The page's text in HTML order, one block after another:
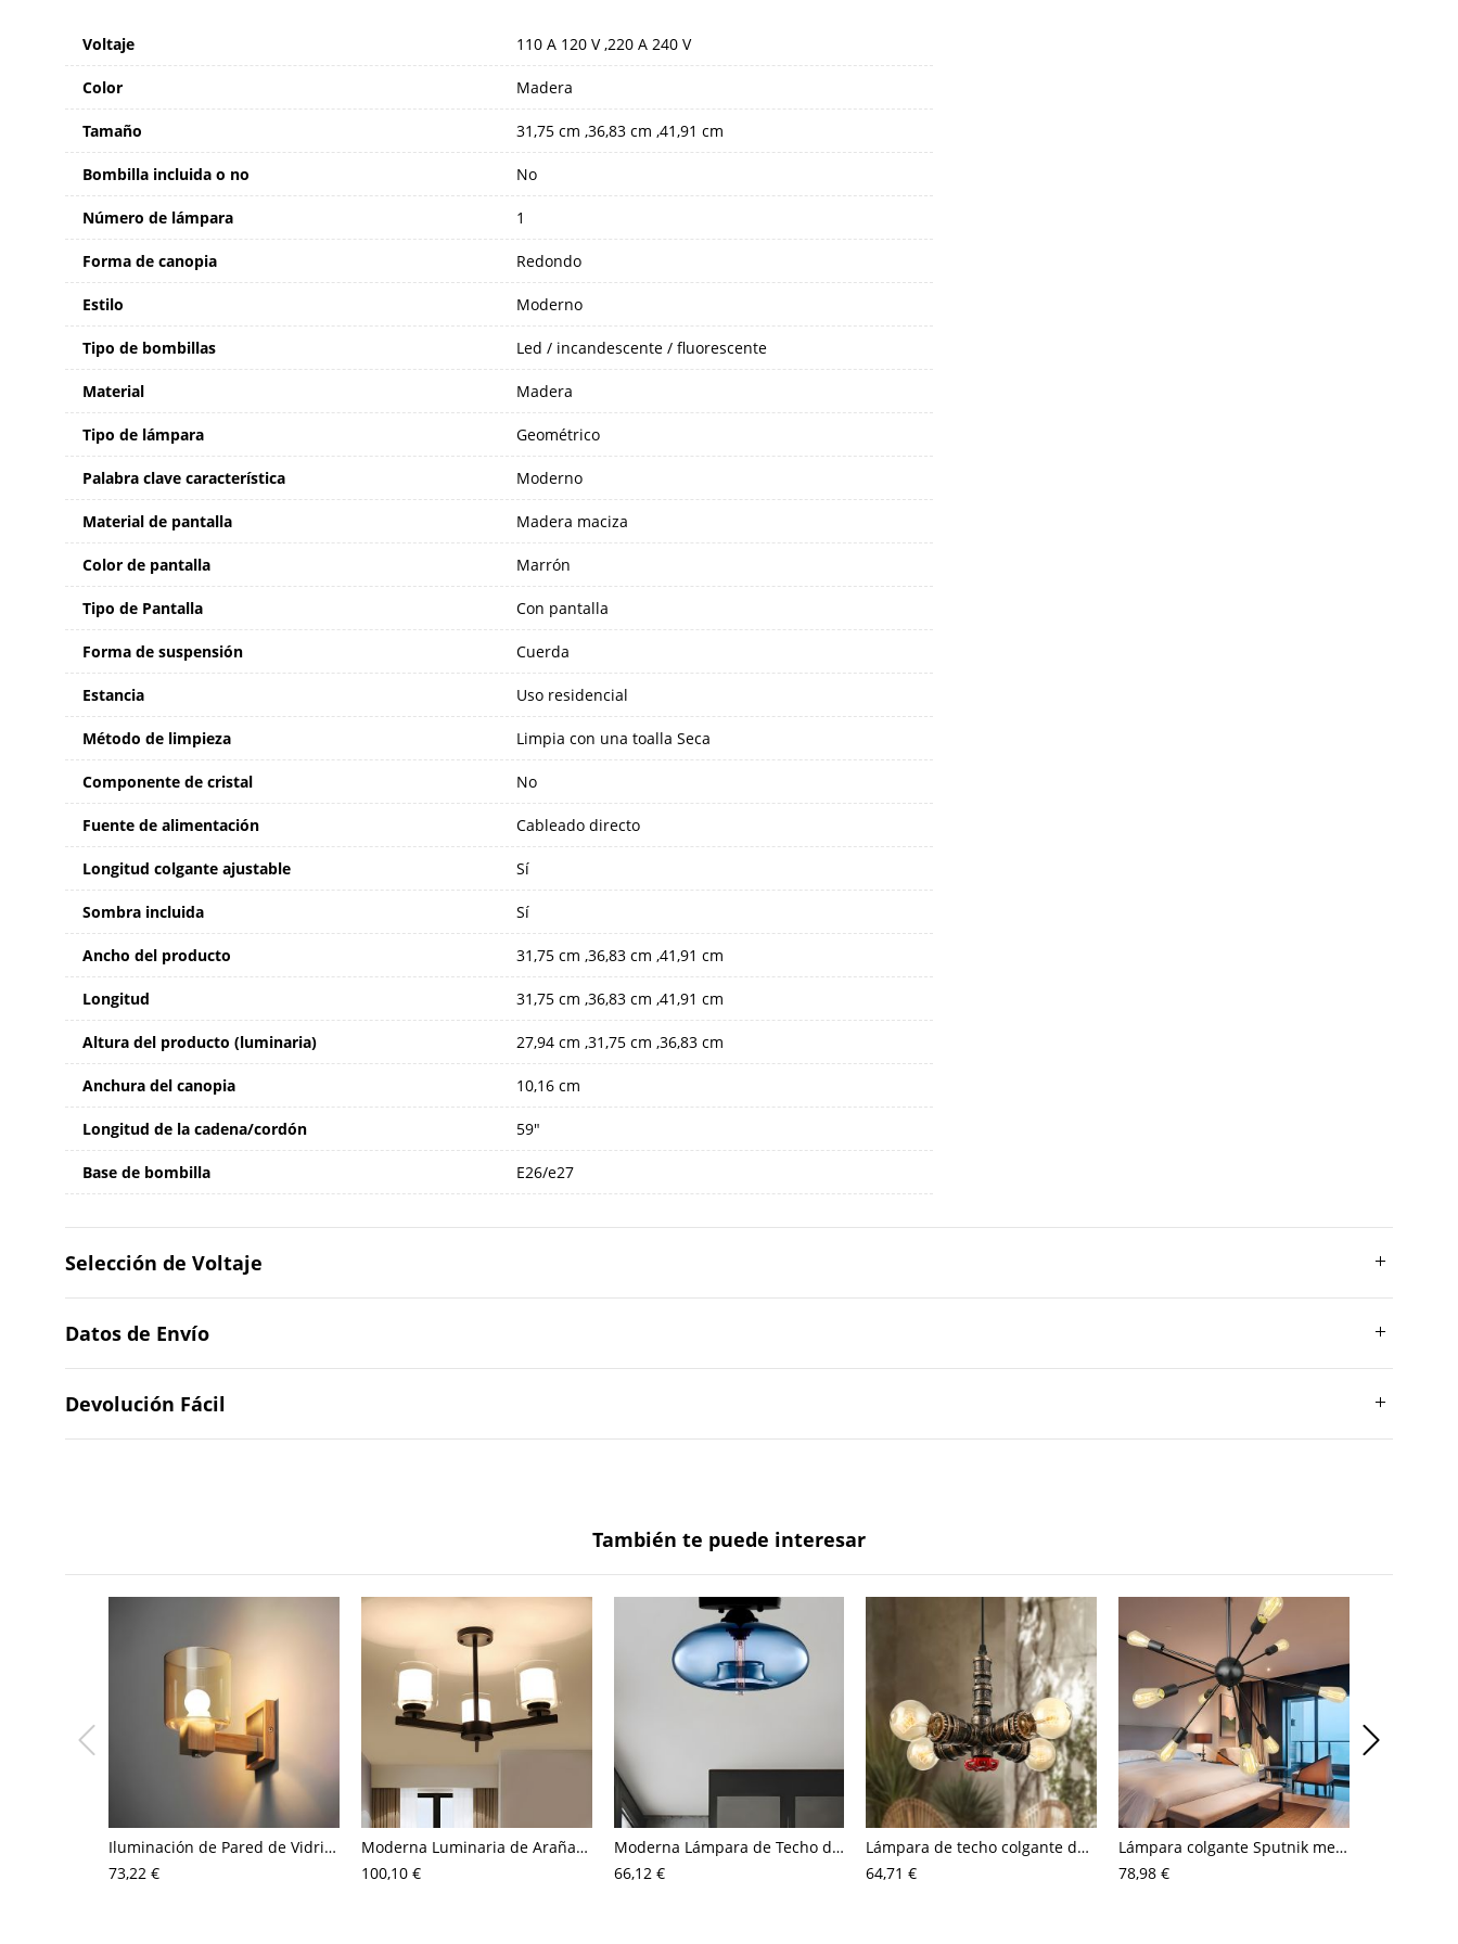
Voltaje 110 A 120 V ,220 A 240 V
Color Madera
Tamaño 31,75 cm ,36,83 cm ,41,91 cm
Bombilla incluida o no No
Número de lámpara 1
Forma de canopia Redondo
Estilo Moderno
Tipo de bombillas Led / incandescente / fluorescente
Material Madera
Tipo de lámpara Geométrico
Palabra clave característica Moderno
Material de pantalla Madera maciza
Color de pantalla Marrón
Tipo de Pantalla Con pantalla
Forma de suspensión Cuerda
Estancia Uso residencial
Método de limpieza Limpia con una toalla Seca
Componente de cristal No
Fuente de alimentación Cableado directo
Longitud colgante ajustable Sí
Sombra incluida Sí
Ancho del producto 31,75 cm ,36,83 cm ,41,91 cm
Longitud 31,75 cm ,36,83 cm ,41,91 cm
Altura del producto (luminaria) 27,94 cm ,31,75 cm ,36,83 cm
Anchura del canopia 10,16 cm
Longitud de la cadena/cordón 59"
Base de bombilla E26/e27
Selección de Voltaje
Datos de Envío
Devolución Fácil
También te puede interesar
Iluminación de Pared de Vidrio de Columna 1 Bombilla Luz de Pared Moderna en Beige para Dormitorio
73,22 €
Moderna Luminaria de Araña de Vidrio Puro de Cilindos Lámpara de Colgar Radial para Dormitorio
100,10 €
Moderna Lámpara de Techo de Vidrio 1 Luz Luminaria de Techo Ovalada para Cantina
66,12 €
Lámpara de techo colgante de metal antiguo estilo industrial con tuberías de agua pequeñas y 4 luces
64,71 €
Lámpara colgante Sputnik metálica con 9/12/15 bombillas antiguas para el techo de la sala de estar en negro
78,98 €